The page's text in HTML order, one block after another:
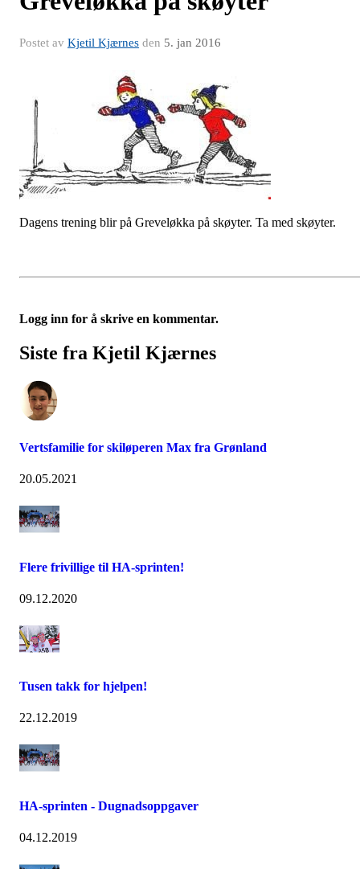
Postet av Kjetil Kjærnes den 5. jan 2016
Dagens trening blir på Greveløkka på skøyter. Ta med skøyter.
Logg inn for å skrive en kommentar.
Siste fra Kjetil Kjærnes
Vertsfamilie for skiløperen Max fra Grønland
20.05.2021
Flere frivillige til HA-sprinten!
09.12.2020
Tusen takk for hjelpen!
22.12.2019
HA-sprinten - Dugnadsoppgaver
04.12.2019